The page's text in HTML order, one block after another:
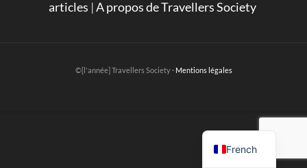
articles |A propos de Travellers Society
©[l'année] Travellers Society · Mentions légales
French